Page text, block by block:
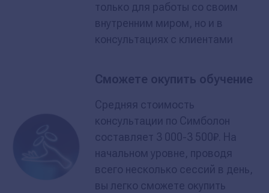
только для работы со своим
внутренним миром, но и в
консультациях с клиентами
Сможете окупить обучение
Средняя стоимость
консультации по Симболон
составляет 3 000-3 500₽. На
начальном уровне, проводя
всего несколько сессий в день,
вы легко сможете окупить